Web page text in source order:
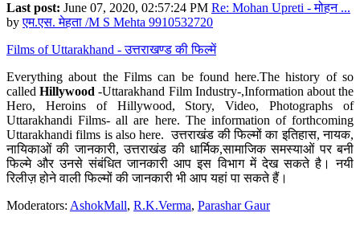
Last post: June 07, 2020, 02:57:24 PM Re: Mohan Upreti - मोहन ...
byएम.एस. मेहता /M S Mehta 9910532720
Films of Uttarakhand - उत्तराखण्ड की फिल्में
Everything about the Films can be found here.The history of so
calledHillywood-Uttarakhand Film Industry-,Information about the
Hero, Heroins of Hillywood, Story, Video, Photographs of
Uttarakhandi Films- all are here. The information of forthcoming
Uttarakhandi films is also here. उत्तराखंड की फिल्मों का इतिहास, नायक,
नायिकाओं की जानकारी, उत्तराखंड की धार्मिक,सामाजिक समस्याओं पर बनी
फिल्मे और उनसे संबंधित जानकारी आप इस विभाग में देख सकते है। नयी
रिलीज़ होने वाली फिल्मों की जानकारी भी आप यहां पा सकते हैं।
Moderators: AshokMall, R.K.Verma, Parashar Gaur